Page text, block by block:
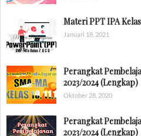
Materi PPT IPA
Januari 18, 2021
Perangkat
2023/2024 (Lengkap)
Oktober 28, 2020
Perangkat
2023/2024 (Lengkap)